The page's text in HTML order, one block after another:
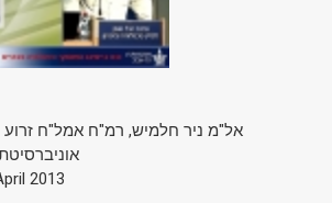
אל"מ ניר חלמיש, רמ"ח אמל"ח
2013